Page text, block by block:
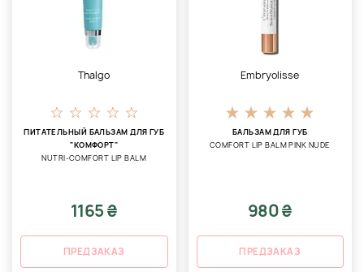
Thalgo
ПИТАТЕЛЬНЫЙ БАЛЬЗАМ ДЛЯ ГУБ
"КОМФОРТ"
NUTRI-COMFORT LIP BALM
1165 ₴
ПРЕДЗАКАЗ
Embryolisse
БАЛЬЗАМ ДЛЯ ГУБ
COMFORT LIP BALM PINK NUDE
980 ₴
ПРЕДЗАКАЗ